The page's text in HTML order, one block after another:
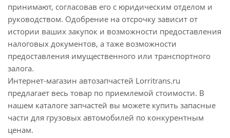
принимают, согласовав его с юридическим отделом и
руководством. Одобрение на отсрочку зависит от
истории ваших закупок и возможности предоставления
налоговых документов, а таже возможности
предоставления имущественного или транспортного
залога.
Интернет-магазин автозапчастей Lorritrans.ru
предлагает весь товар по приемлемой стоимости. В
нашем каталоге запчастей вы можете купить запасные
части для грузовых автомобилей по конкурентным
ценам.